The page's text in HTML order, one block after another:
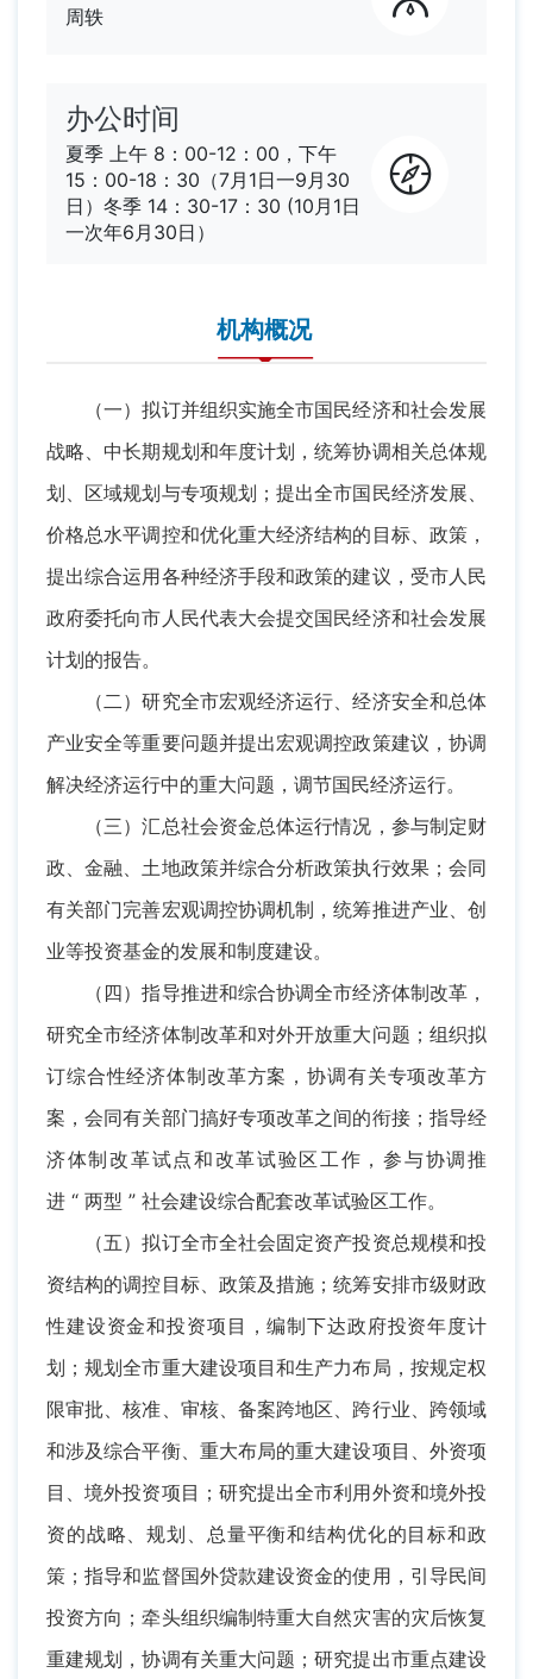
周轶
办公时间
夏季 上午 8：00-12：00，下午
15：00-18：30（7月1日一9月30
日）冬季 14：30-17：30 (10月1日
一次年6月30日）
机构概况
（一）拟订并组织实施全市国民经济和社会发展
战略、中长期规划和年度计划，统筹协调相关总体规
划、区域规划与专项规划；提出全市国民经济发展、
价格总水平调控和优化重大经济结构的目标、政策，
提出综合运用各种经济手段和政策的建议，受市人民
政府委托向市人民代表大会提交国民经济和社会发展
计划的报告。
（二）研究全市宏观经济运行、经济安全和总体
产业安全等重要问题并提出宏观调控政策建议，协调
解决经济运行中的重大问题，调节国民经济运行。
（三）汇总社会资金总体运行情况，参与制定财
政、金融、土地政策并综合分析政策执行效果；会同
有关部门完善宏观调控协调机制，统筹推进产业、创
业等投资基金的发展和制度建设。
（四）指导推进和综合协调全市经济体制改革，
研究全市经济体制改革和对外开放重大问题；组织拟
订综合性经济体制改革方案，协调有关专项改革方
案，会同有关部门搞好专项改革之间的衔接；指导经
济体制改革试点和改革试验区工作，参与协调推
进 “ 两型 ” 社会建设综合配套改革试验区工作。
（五）拟订全市全社会固定资产投资总规模和投
资结构的调控目标、政策及措施；统筹安排市级财政
性建设资金和投资项目，编制下达政府投资年度计
划；规划全市重大建设项目和生产力布局，按规定权
限审批、核准、审核、备案跨地区、跨行业、跨领域
和涉及综合平衡、重大布局的重大建设项目、外资项
目、境外投资项目；研究提出全市利用外资和境外投
资的战略、规划、总量平衡和结构优化的目标和政
策；指导和监督国外贷款建设资金的使用，引导民间
投资方向；牵头组织编制特重大自然灾害的灾后恢复
重建规划，协调有关重大问题；研究提出市重点建设